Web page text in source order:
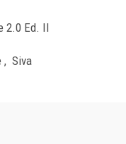
2.0 Ed. II
, Siva